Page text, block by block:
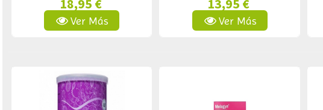
18,95 €
Ver Más
13,95 €
Ver Más